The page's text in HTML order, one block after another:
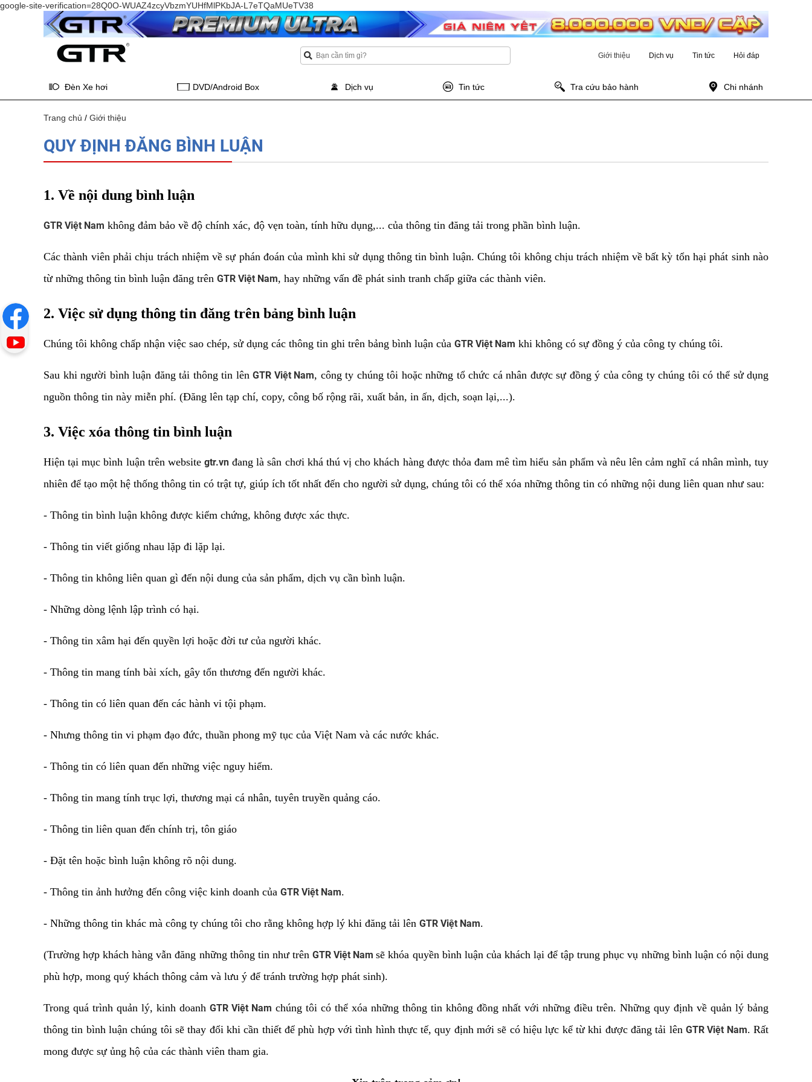
google-site-verification=28Q0O-WUAZ4zcyVbzmYUHfMlPKbJA-L7eTQaMUeTV38
Giới thiệu Dịch vụ Tin tức Hỏi đáp
Đèn Xe hơi DVD/Android Box Dịch vụ Tin tức Tra cứu bảo hành Chi nhánh
Trang chủ / Giới thiệu
QUY ĐỊNH ĐĂNG BÌNH LUẬN
1. Về nội dung bình luận
GTR Việt Nam không đảm bảo về độ chính xác, độ vẹn toàn, tính hữu dụng,... của thông tin đăng tải trong phần bình luận.
Các thành viên phải chịu trách nhiệm về sự phán đoán của mình khi sử dụng thông tin bình luận. Chúng tôi không chịu trách nhiệm về bất kỳ tổn hại phát sinh nào
từ những thông tin bình luận đăng trên GTR Việt Nam, hay những vấn đề phát sinh tranh chấp giữa các thành viên.
2. Việc sử dụng thông tin đăng trên bảng bình luận
Chúng tôi không chấp nhận việc sao chép, sử dụng các thông tin ghi trên bảng bình luận của GTR Việt Nam khi không có sự đồng ý của công ty chúng tôi.
Sau khi người bình luận đăng tải thông tin lênGTR Việt Nam, công ty chúng tôi hoặc những tổ chức cá nhân được sự đồng ý của công ty chúng tôi có thể sử dụng
nguồn thông tin này miễn phí. (Đăng lên tạp chí, copy, công bố rộng rãi, xuất bản, in ấn, dịch, soạn lại,...).
3. Việc xóa thông tin bình luận
Hiện tại mục bình luận trên websitegtr.vn đang là sân chơi khá thú vị cho khách hàng được thỏa đam mê tìm hiểu sản phẩm và nêu lên cảm nghĩ cá nhân mình, tuy
nhiên để tạo một hệ thống thông tin có trật tự, giúp ích tốt nhất đến cho người sử dụng, chúng tôi có thể xóa những thông tin có những nội dung liên quan như sau:
- Thông tin bình luận không được kiểm chứng, không được xác thực.
- Thông tin viết giống nhau lặp đi lặp lại.
- Thông tin không liên quan gì đến nội dung của sản phẩm, dịch vụ cần bình luận.
- Những dòng lệnh lập trình có hại.
- Thông tin xâm hại đến quyền lợi hoặc đời tư của người khác.
- Thông tin mang tính bài xích, gây tổn thương đến người khác.
- Thông tin có liên quan đến các hành vi tội phạm.
- Nhưng thông tin vi phạm đạo đức, thuần phong mỹ tục của Việt Nam và các nước khác.
- Thông tin có liên quan đến những việc nguy hiểm.
- Thông tin mang tính trục lợi, thương mại cá nhân, tuyên truyền quảng cáo.
- Thông tin liên quan đến chính trị, tôn giáo
- Đặt tên hoặc bình luận không rõ nội dung.
- Thông tin ảnh hưởng đến công việc kinh doanh của GTR Việt Nam.
- Những thông tin khác mà công ty chúng tôi cho rằng không hợp lý khi đăng tải lên GTR Việt Nam.
(Trường hợp khách hàng vẫn đăng những thông tin như trênGTR Việt Namsẽ khóa quyền bình luận của khách lại để tập trung phục vụ những bình luận có nội dung
phù hợp, mong quý khách thông cảm và lưu ý để tránh trường hợp phát sinh).
Trong quá trình quản lý, kinh doanh GTR Việt Nam chúng tôi có thể xóa những thông tin không đồng nhất với những điều trên. Những quy định về quản lý bảng
thông tin bình luận chúng tôi sẽ thay đổi khi cần thiết để phù hợp với tình hình thực tế, quy định mới sẽ có hiệu lực kể từ khi được đăng tải lênGTR Việt Nam. Rất
mong được sự ủng hộ của các thành viên tham gia.